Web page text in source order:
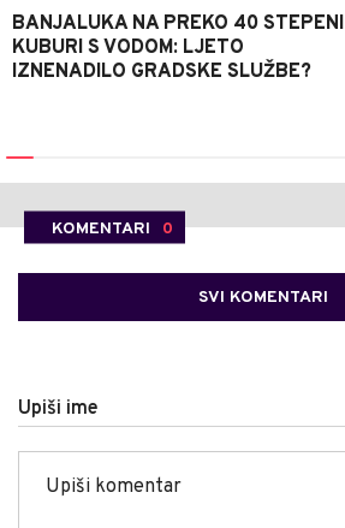
BANJALUKA NA PREKO 40 STEPENI
KUBURI S VODOM: LJETO
IZNENADILO GRADSKE SLUŽBE?
KOMENTARI 0
SVI KOMENTARI
Upiši ime